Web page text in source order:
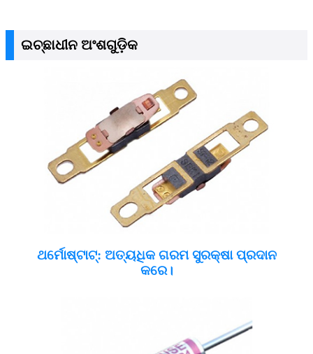
ଇଚ୍ଛାଧୀନ ଅଂଶଗୁଡ଼ିକ
ଥର୍ମୋଷ୍ଟାଟ୍: ଅତ୍ୟଧିକ ଗରମ ସୁରକ୍ଷା ପ୍ରଦାନ
କରେ।